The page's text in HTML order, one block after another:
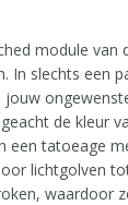
module van
In slechts een
jouw
de kleur
een tatoeage
lichtgolven
waardoor